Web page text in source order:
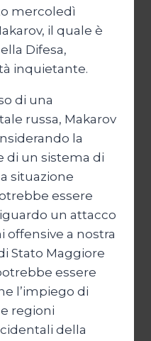
mercoledì
il quale è
Difesa,
inquietante.
di una
russa, Makarov
la
di un sistema di
situazione
essere
un attacco
offensive a nostra
Stato Maggiore
essere
l’impiego di
regioni
della